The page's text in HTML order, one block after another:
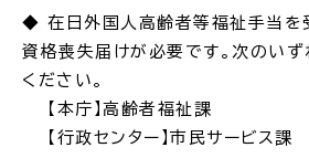
◆ 在日外国人高齢者等福祉手当を
資格喪失届けが必要です。次のい
ください。
【本庁】高齢者福祉課
【行政センター】市民サービス課